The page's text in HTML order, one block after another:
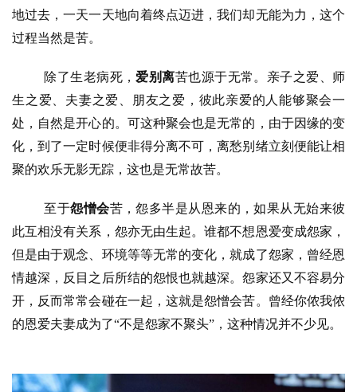
地过去，一天一天地向着终点迈进，我们却无能为力，这个
过程当然是苦。
除了生老病死， 爱别离苦也源于无常。亲子之爱、师
生之爱、夫妻之爱、朋友之爱，彼此亲爱的人能够聚会一
处，自然是开心的。可这种聚会也是无常的，由于因缘的变
化，到了一定时候便非得分离不可，离愁别绪立刻便能让相
聚的欢乐无影无踪，这也是无常故苦。
至于怨憎会苦，怨多半是从恩来的，如果从无始来彼
此互相没有关系，怨亦无由生起。谁都不想恩爱变成怨家，
但是由于观念、环境等等无常的变化，就成了怨家，曾经恩
情越深，反目之后所结的怨恨也就越深。怨家还又不容易分
开，反而常常会碰在一起，这就是怨憎会苦。曾经你侬我侬
的恩爱夫妻成为了“不是怨家不聚头”，这种情况并不少见。